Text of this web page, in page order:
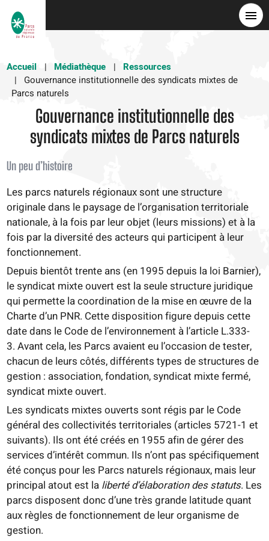
Accueil
Médiathèque
Ressources
Gouvernance institutionnelle des syndicats mixtes de
Parcs naturels
Gouvernance institutionnelle des
syndicats mixtes de Parcs naturels
Un peu d’histoire
Les parcs naturels régionaux sont une structure
originale dans le paysage de l’organisation territoriale
nationale, à la fois par leur objet (leurs missions) et à la
fois par la diversité des acteurs qui participent à leur
fonctionnement.
Depuis bientôt trente ans (en 1995 depuis la loi Barnier),
le syndicat mixte ouvert est la seule structure juridique
qui permette la coordination de la mise en œuvre de la
Charte d’un PNR. Cette disposition figure depuis cette
date dans le Code de l’environnement à l’article L.333-
3. Avant cela, les Parcs avaient eu l’occasion de tester,
chacun de leurs côtés, différents types de structures de
gestion : association, fondation, syndicat mixte fermé,
syndicat mixte ouvert.
Les syndicats mixtes ouverts sont régis par le Code
général des collectivités territoriales (articles 5721-1 et
suivants). Ils ont été créés en 1955 afin de gérer des
services d’intérêt commun. Ils n’ont pas spécifiquement
été conçus pour les Parcs naturels régionaux, mais leur
principal atout est la liberté d’élaboration des statuts. Les
parcs disposent donc d’une très grande latitude quant
aux règles de fonctionnement de leur organisme de
gestion.